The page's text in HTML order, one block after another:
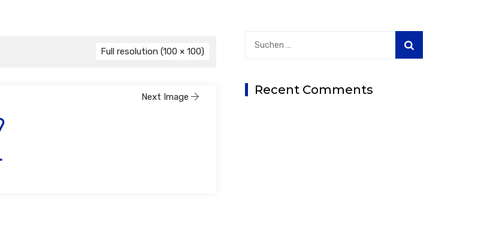
Full resolution (100 × 100)
Next Image Recent Comments